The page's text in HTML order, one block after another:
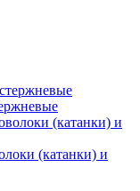
(катанки) и